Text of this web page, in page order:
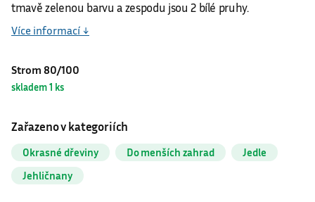
tmavě zelenou barvu a zespodu jsou 2 bílé pruhy.
Více informací ↓
Strom 80/100
skladem 1 ks
Zařazeno v kategoriích
Okrasné dřeviny Do menších zahrad
Jedle
Jehličnany